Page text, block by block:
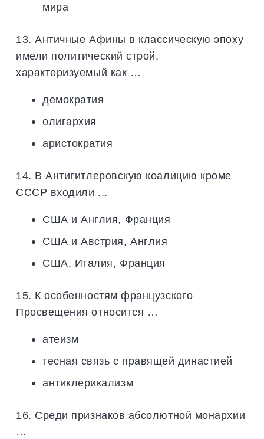
мира
13. Античные Афины в классическую эпоху
имели политический строй,
характеризуемый как …
демократия
олигархия
аристократия
14. В Антигитлеровскую коалицию кроме
СССР входили ...
США и Англия, Франция
США и Австрия, Англия
США, Италия, Франция
15. К особенностям французского
Просвещения относится …
атеизм
тесная связь с правящей династией
антиклерикализм
16. Среди признаков абсолютной монархии
…